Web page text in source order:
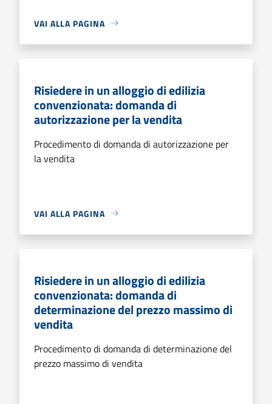
VAI ALLA PAGINA
Risiedere in un alloggio di edilizia
convenzionata: domanda di
autorizzazione per la vendita
Procedimento di domanda di autorizzazione per
la vendita
VAI ALLA PAGINA
Risiedere in un alloggio di edilizia
convenzionata: domanda di
determinazione del prezzo massimo di
vendita
Procedimento di domanda di determinazione del
prezzo massimo di vendita